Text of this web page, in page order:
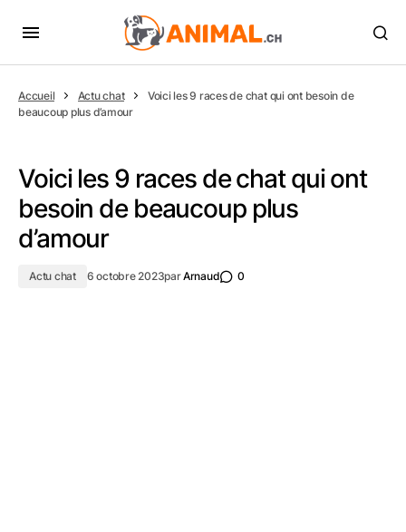
Accueil Actu chat
Voici les 9 races de chat qui ont besoin de
beaucoup plus d’amour
Voici les 9 races de chat qui ont
besoin de beaucoup plus
d’amour
Actu chat 6 octobre 2023parArnaud 0